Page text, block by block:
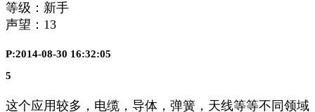
等级：新手
声望： 13
P:2014-08-30 16:32:05
5
这个应用较多，电缆，导体，弹簧，天线等等不同领域